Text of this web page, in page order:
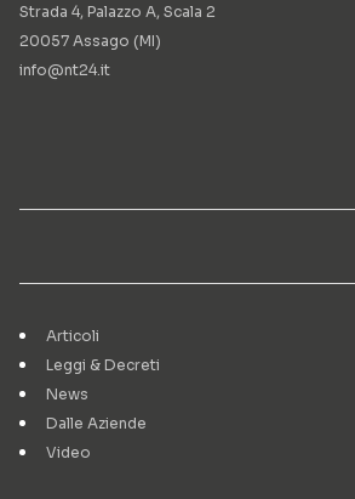
Strada 4, Palazzo A, Scala 2
20057 Assago (MI)
info@nt24.it
Articoli
Leggi & Decreti
News
Dalle Aziende
Video